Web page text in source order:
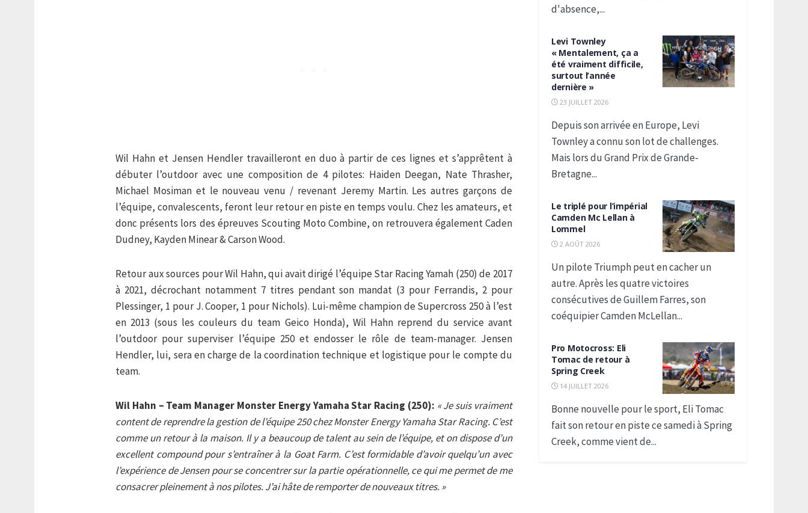
Wil Hahn et Jensen Hendler travailleront en duo à partir de ces lignes et s’apprêtent à
débuter l’outdoor avec une composition de 4 pilotes: Haiden Deegan, Nate Thrasher,
Michael Mosiman et le nouveau venu / revenant Jeremy Martin. Les autres garçons de
l’équipe, convalescents, feront leur retour en piste en temps voulu. Chez les amateurs, et
donc présents lors des épreuves Scouting Moto Combine, on retrouvera également Caden
Dudney, Kayden Minear & Carson Wood.
Retour aux sources pour Wil Hahn, qui avait dirigé l’équipe Star Racing Yamah (250) de 2017
à 2021, décrochant notamment 7 titres pendant son mandat (3 pour Ferrandis, 2 pour
Plessinger, 1 pour J. Cooper, 1 pour Nichols). Lui-même champion de Supercross 250 à l’est
en 2013 (sous les couleurs du team Geico Honda), Wil Hahn reprend du service avant
l’outdoor pour superviser l’équipe 250 et endosser le rôle de team-manager. Jensen
Hendler, lui, sera en charge de la coordination technique et logistique pour le compte du
team.
Wil Hahn – Team Manager Monster Energy Yamaha Star Racing (250): « Je suis vraiment
content de reprendre la gestion de l’équipe 250 chez Monster Energy Yamaha Star Racing. C’est
comme un retour à la maison. Il y a beaucoup de talent au sein de l’équipe, et on dispose d’un
excellent compound pour s’entraîner à la Goat Farm. C’est formidable d’avoir quelqu’un avec
l’expérience de Jensen pour se concentrer sur la partie opérationnelle, ce qui me permet de me
consacrer pleinement à nos pilotes. J’ai hâte de remporter de nouveaux titres. »
d'absence,...
Levi Townley
« Mentalement, ça a
été vraiment difficile,
surtout l’année
dernière »
23 JUILLET 2026
Depuis son arrivée en Europe, Levi
Townley a connu son lot de challenges.
Mais lors du Grand Prix de Grande-
Bretagne...
Le triplé pour l’impérial
Camden Mc Lellan à
Lommel
2 AOÛT 2026
Un pilote Triumph peut en cacher un
autre. Après les quatre victoires
consécutives de Guillem Farres, son
coéquipier Camden McLellan...
Pro Motocross: Eli
Tomac de retour à
Spring Creek
14 JUILLET 2026
Bonne nouvelle pour le sport, Eli Tomac
fait son retour en piste ce samedi à Spring
Creek, comme vient de...